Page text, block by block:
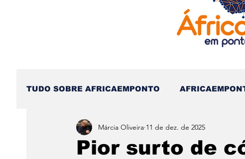
TUDO SOBRE AFRICAEMPONTO
Nas Linhas do Tempo - (Blog) Nas linhas do
Pior surto de
Márcia Oliveira 11 de dez. de 2025